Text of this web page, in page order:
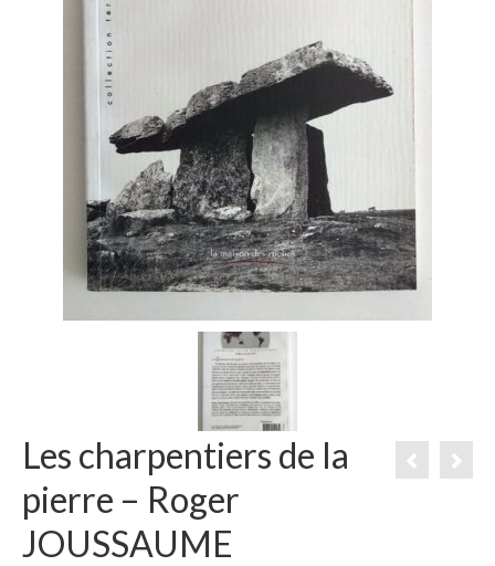
Les charpentiers de la
pierre – Roger
JOUSSAUME